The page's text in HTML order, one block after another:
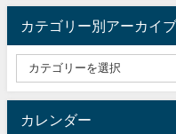
カテゴリー別アーカイブ
カレンダー